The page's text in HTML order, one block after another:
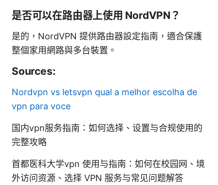
是否可以在路由器上使用 NordVPN？
是的，NordVPN 提供路由器設定指南，適合保護
整個家用網路與多台裝置。
Sources:
Nordvpn vs letsvpn qual a melhor escolha de
vpn para voce
国内vpn服务指南：如何选择、设置与合规使用的
完整攻略
首都医科大学vpn 使用与指南：如何在校园网、境
外访问资源、选择 VPN 服务与常见问题解答